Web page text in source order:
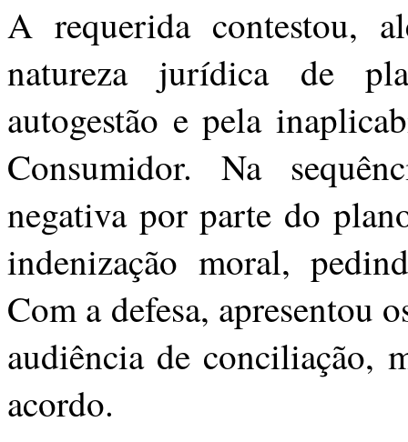
A requerida contestou,
natureza jurídica de
autogestão e pela
Consumidor. Na
negativa por parte do
indenização moral,
Com a defesa, apresentou
audiência de conciliação,
acordo.